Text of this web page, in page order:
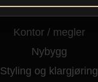
Fritidseiendom
Kontor / megler
Nybygg
Styling og klargjøring